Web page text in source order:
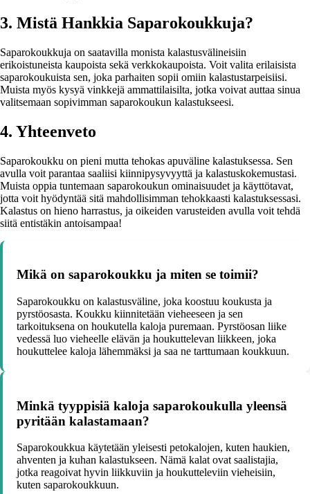
3. Mistä Hankkia Saparokoukkuja?
Saparokoukkuja on saatavilla monista kalastusvälineisiin
erikoistuneista kaupoista sekä verkkokaupoista. Voit valita erilaisista
saparokoukuista sen, joka parhaiten sopii omiin kalastustarpeisiisi.
Muista myös kysyä vinkkejä ammattilaisilta, jotka voivat auttaa sinua
valitsemaan sopivimman saparokoukun kalastukseesi.
4. Yhteenveto
Saparokoukku on pieni mutta tehokas apuväline kalastuksessa. Sen
avulla voit parantaa saaliisi kiinnipysyvyyttä ja kalastuskokemustasi.
Muista oppia tuntemaan saparokoukun ominaisuudet ja käyttötavat,
jotta voit hyödyntää sitä mahdollisimman tehokkaasti kalastuksessasi.
Kalastus on hieno harrastus, ja oikeiden varusteiden avulla voit tehdä
siitä entistäkin antoisampaa!
Mikä on saparokoukku ja miten se toimii?
Saparokoukku on kalastusväline, joka koostuu koukusta ja
pyrstöosasta. Koukku kiinnitetään vieheeseen ja sen
tarkoituksena on houkutella kaloja puremaan. Pyrstöosan liike
vedessä luo vieheelle elävän ja houkuttelevan liikkeen, joka
houkuttelee kaloja lähemmäksi ja saa ne tarttumaan koukkuun.
Minkä tyyppisiä kaloja saparokoukulla yleensä
pyritään kalastamaan?
Saparokoukkua käytetään yleisesti petokalojen, kuten haukien,
ahventen ja kuhan kalastukseen. Nämä kalat ovat saalistajia,
jotka reagoivat hyvin liikkuviin ja houkutteleviin vieheisiin,
kuten saparokoukkuun.